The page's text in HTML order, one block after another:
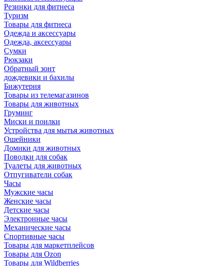
Резинки для фитнеса
Туризм
Товары для фитнеса
Одежда и аксессуары
Одежда, аксессуары
Сумки
Рюкзаки
Обратный зонт
дождевики и бахилы
Бижутерия
Товары из телемагазинов
Товары для животных
Груминг
Миски и поилки
Устройства для мытья животных
Ошейники
Домики для животных
Поводки для собак
Туалеты для животных
Отпугиватели собак
Часы
Мужские часы
Женские часы
Детские часы
Электронные часы
Механические часы
Спортивные часы
Товары для маркетплейсов
Товары для Ozon
Товары для Wildberries